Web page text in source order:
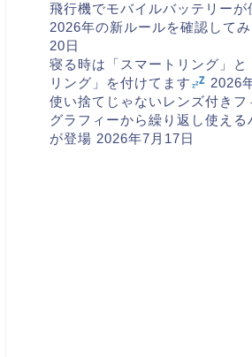
飛行機でモバイルバッテリーが
2026年の新ルールを確認してみ
20日
寝る時は「スマートリング」と
リング」を付けてます
2026
使い捨てじゃないレンズ付きフ
グラフィーから繰り返し使える
が登場 2026年7月17日